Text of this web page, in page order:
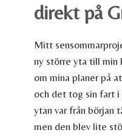
direkt på
Mitt
ny större yta till min
om mina planer på
och det tog sin fart i
ytan var från början
men den blev lite